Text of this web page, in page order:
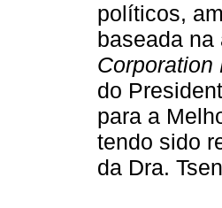
políticos,
baseada na
Corporation
do
para a
tendo sido
da Dra.